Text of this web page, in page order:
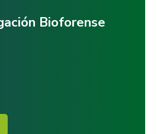
Bioforense